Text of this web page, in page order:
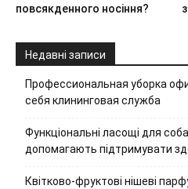
повсякденного носіння?
Недавні записи
Профессиональная уборка
себя клининговая служба
Функціональні ласощі для
допомагають підтримувати
Квітково-фруктові нішеві